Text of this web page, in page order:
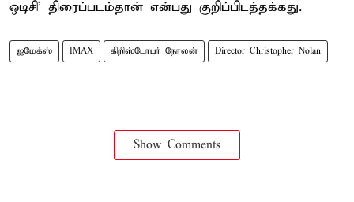
ஒடிசி’ திரைப்படம்தான் என்பது குறிப்பிடத்தக்கது.
ஐமேக்ஸ் IMAX கிறிஸ்டோபர் நோலன் Director Christopher Nolan
Show Comments